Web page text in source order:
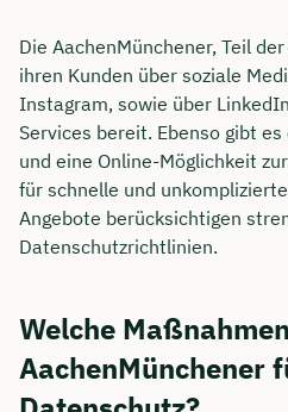
Die AachenMünchener, Teil der
ihren Kunden über soziale
Instagram, sowie über
Services bereit. Ebenso gibt
und eine Online-Möglichkeit
für schnelle und
Angebote berücksichtigen
Datenschutzrichtlinien.
Welche
AachenMünchener